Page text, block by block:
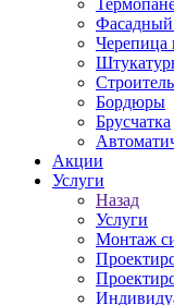
Фасадный
Черепица
Бордюры
Брусчатка
Акции
Услуги
Назад
Услуги
Монтаж